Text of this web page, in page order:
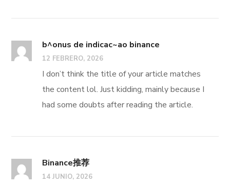
b^onus de indicac~ao binance
12 FEBRERO, 2026
I don’t think the title of your article matches
the content lol. Just kidding, mainly because I
had some doubts after reading the article.
Binance推荐
14 JUNIO, 2026